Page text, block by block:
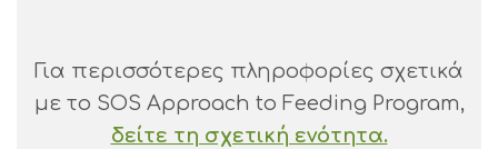
Για περισσότερες πληροφορίες σχετικά
με το SOS Approach to Feeding Program,
δείτε τη σχετική ενότητα.